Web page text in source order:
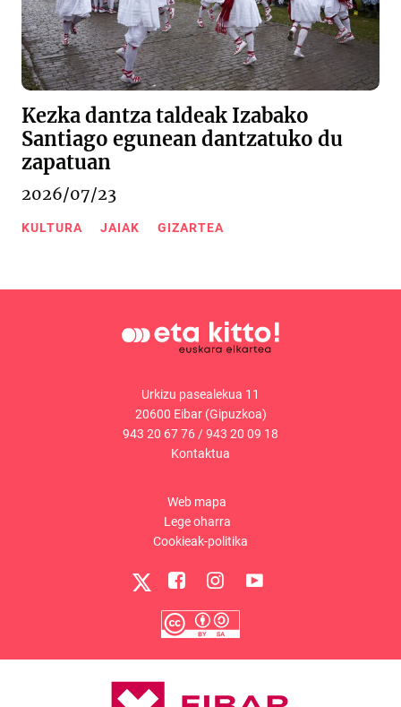
Kezka dantza taldeak Izabako
Santiago egunean dantzatuko du
zapatuan
2026/07/23
KULTURA JAIAK GIZARTEA
Urkizu pasealekua 11
20600 Eibar (Gipuzkoa)
943 20 67 76/943 20 09 18
Kontaktua
Web mapa
Lege oharra
Cookieak-politika